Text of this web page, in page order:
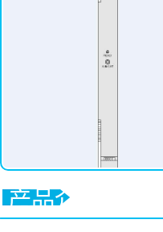
产品介绍